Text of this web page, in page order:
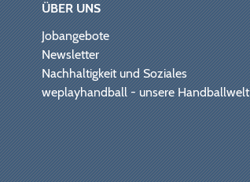
ÜBER UNS
Jobangebote
Newsletter
Nachhaltigkeit und Soziales
weplayhandball - unsere Handballwelt